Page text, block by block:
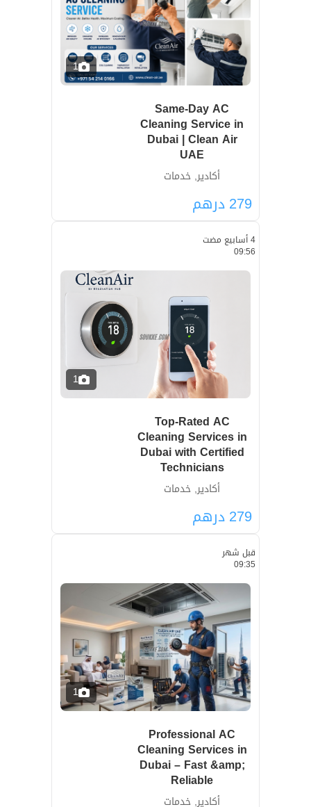
1
Same-Day AC
Cleaning Service in
Dubai | Clean Air
UAE
أكادير, خدمات
279درهم
4 أسابيع مضت
09:56
1
Top-Rated AC
Cleaning Services in
Dubai with Certified
Technicians
أكادير, خدمات
279درهم
قبل شهر
09:35
1
Professional AC
Cleaning Services in
Dubai – Fast &amp;
Reliable
أكادير, خدمات